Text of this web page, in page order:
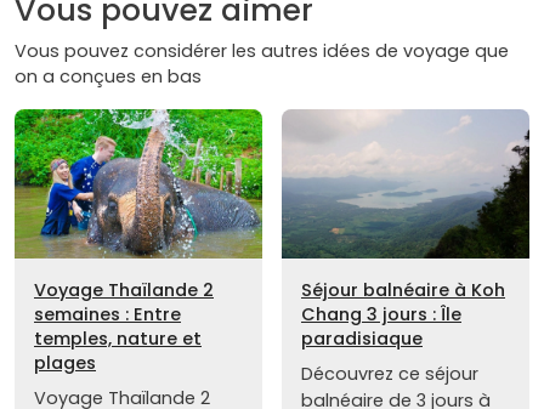
Vous pouvez aimer
Vous pouvez considérer les autres idées de voyage que
on a conçues en bas
Voyage Thaïlande 2
semaines : Entre
temples, nature et
plages
Voyage Thaïlande 2
Séjour balnéaire à Koh
Chang 3 jours : Île
paradisiaque
Découvrez ce séjour
balnéaire de 3 jours à